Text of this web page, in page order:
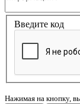
Введите код
Нажимая на кнопку,